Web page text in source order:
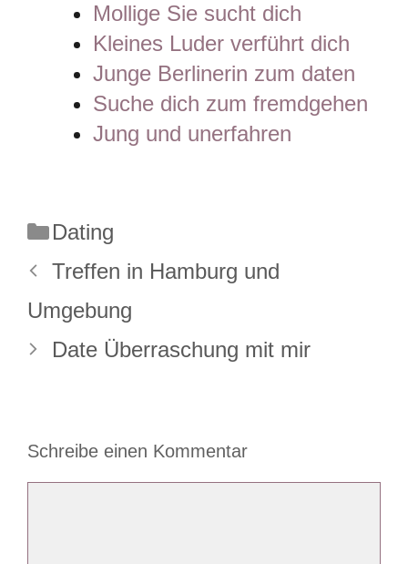
Mollige Sie sucht dich
Kleines Luder verführt dich
Junge Berlinerin zum daten
Suche dich zum fremdgehen
Jung und unerfahren
Kategorien
Dating
Treffen in Hamburg und
Umgebung
Date Überraschung mit mir
Schreibe einen Kommentar